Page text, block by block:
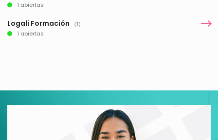
1 abiertas
Logali Formación (1)
1 abiertas